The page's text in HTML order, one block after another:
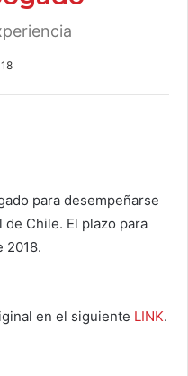
para desempeñarse
Chile. El plazo para
2018.
en el siguiente LINK.